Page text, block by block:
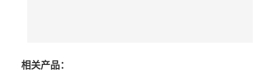
相关产品：